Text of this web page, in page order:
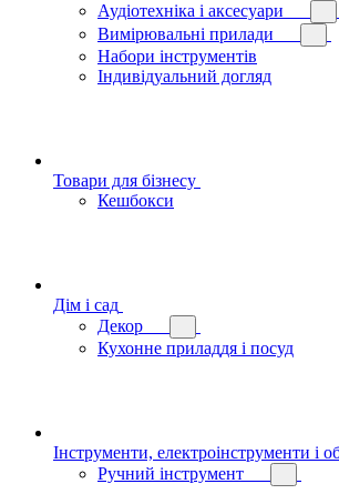
Аудіотехніка і аксесуари
Вимірювальні прилади
Набори інструментів
Індивідуальний догляд
Товари для бізнесу
Кешбокси
Дім і сад
Декор
Кухонне приладдя і посуд
Інструменти, електроінструменти і
Ручний інструмент